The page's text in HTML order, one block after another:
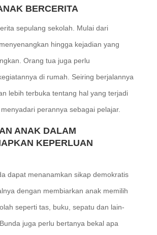
BERCERITA
sepulang sekolah. Mulai dari
hingga kejadian yang
Orang tua juga perlu
di rumah. Seiring berjalannya
lebih terbuka tentang hal yang terjadi
perannya sebagai pelajar.
ANAK DALAM
KEPERLUAN
dapat menanamkan sikap demokratis
dengan membiarkan anak memilih
seperti tas, buku, sepatu dan lain-
juga perlu bertanya bekal apa